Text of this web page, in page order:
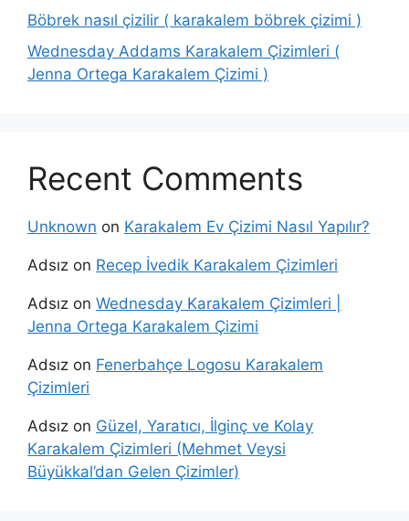
Böbrek nasıl çizilir ( karakalem böbrek çizimi )
Wednesday Addams Karakalem Çizimleri (
Jenna Ortega Karakalem Çizimi )
Recent Comments
Unknown on Karakalem Ev Çizimi Nasıl Yapılır?
Adsız on Recep İvedik Karakalem Çizimleri
Adsız on Wednesday Karakalem Çizimleri |
Jenna Ortega Karakalem Çizimi
Adsız on Fenerbahçe Logosu Karakalem
Çizimleri
Adsız on Güzel, Yaratıcı, İlginç ve Kolay
Karakalem Çizimleri (Mehmet Veysi
Büyükkal’dan Gelen Çizimler)